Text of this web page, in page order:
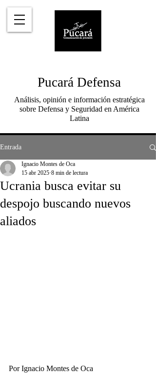
Pucará Defensa
Análisis, opinión e información estratégica
sobre Defensa y Seguridad en América
Latina
Entrada
Ucrania busca evitar su
despojo buscando nuevos
aliados
Ignacio Montes de Oca
15 abr 2025 8 min de lectura
Por Ignacio Montes de Oca